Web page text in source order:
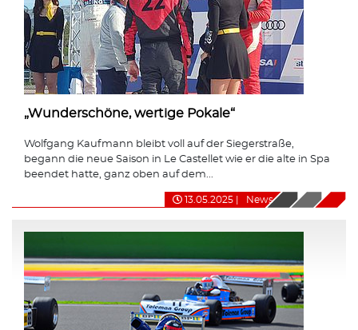
„Wunderschöne, wertige Pokale“
Wolfgang Kaufmann bleibt voll auf der Siegerstraße,
begann die neue Saison in Le Castellet wie er die alte in Spa
beendet hatte, ganz oben auf dem...
13.05.2025 News